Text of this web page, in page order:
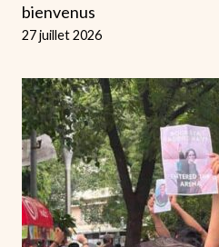
bienvenus
27 juillet 2026